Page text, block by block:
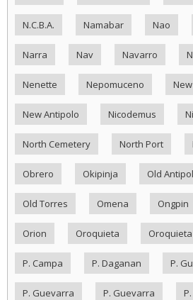
N.C.B.A. Namabar Nao
Narra Nav Navarro
Nenette Nepomuceno
New Antipolo Nicodemus
North Cemetery North Port
Obrero Okipinja Old
Old Torres Omena Ongpin
Orion Oroquieta Oroquieta
P. Campa P. Daganan P.
P. Guevarra P. Guevarra